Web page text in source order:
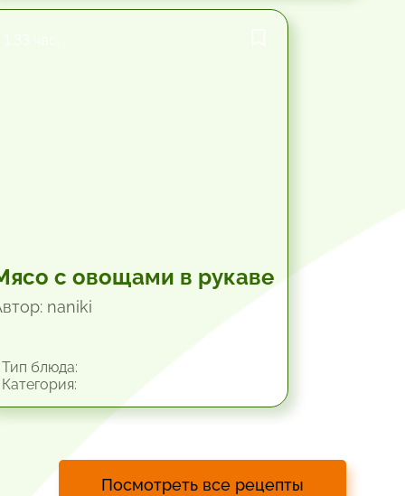
с овощами в рукаве
naniki
блюда:
Посмотреть все рецепты